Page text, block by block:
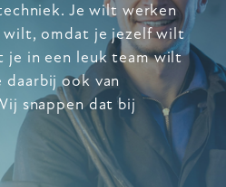
Je wilt werken
wilt, omdat je jezelf wilt
je in een leuk team wilt
ook van
snappen dat bij